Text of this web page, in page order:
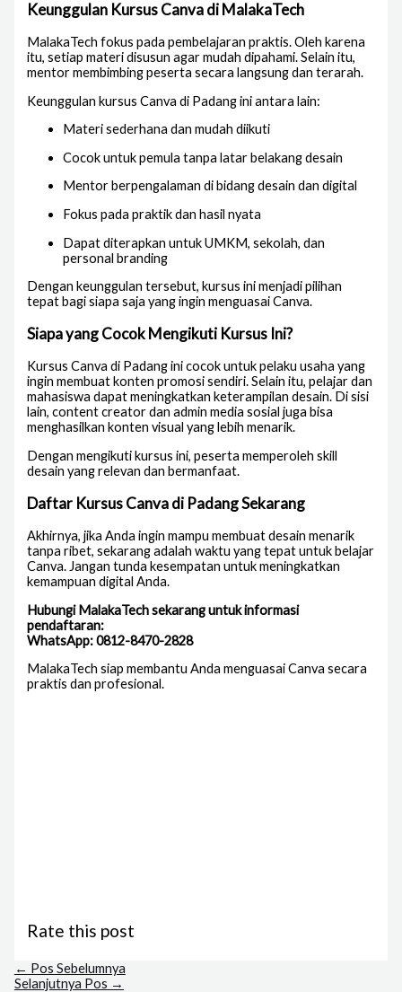
Keunggulan Kursus Canva di MalakaTech
MalakaTech fokus pada pembelajaran praktis. Oleh karena
itu, setiap materi disusun agar mudah dipahami. Selain itu,
mentor membimbing peserta secara langsung dan terarah.
Keunggulan kursus Canva di Padang ini antara lain:
Materi sederhana dan mudah diikuti
Cocok untuk pemula tanpa latar belakang desain
Mentor berpengalaman di bidang desain dan digital
Fokus pada praktik dan hasil nyata
Dapat diterapkan untuk UMKM, sekolah, dan
personal branding
Dengan keunggulan tersebut, kursus ini menjadi pilihan
tepat bagi siapa saja yang ingin menguasai Canva.
Siapa yang Cocok Mengikuti Kursus Ini?
Kursus Canva di Padang ini cocok untuk pelaku usaha yang
ingin membuat konten promosi sendiri. Selain itu, pelajar dan
mahasiswa dapat meningkatkan keterampilan desain. Di sisi
lain, content creator dan admin media sosial juga bisa
menghasilkan konten visual yang lebih menarik.
Dengan mengikuti kursus ini, peserta memperoleh skill
desain yang relevan dan bermanfaat.
Daftar Kursus Canva di Padang Sekarang
Akhirnya, jika Anda ingin mampu membuat desain menarik
tanpa ribet, sekarang adalah waktu yang tepat untuk belajar
Canva. Jangan tunda kesempatan untuk meningkatkan
kemampuan digital Anda.
Hubungi MalakaTech sekarang untuk informasi
pendaftaran:
WhatsApp: 0812-8470-2828
MalakaTech siap membantu Anda menguasai Canva secara
praktis dan profesional.
Rate this post
← Pos Sebelumnya
Selanjutnya Pos →